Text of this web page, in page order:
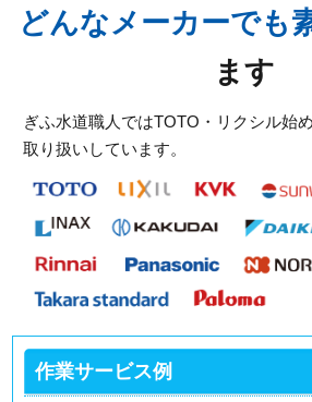
ルでお伺いしました。
岐阜県揖斐郡大野町の住宅へ台所
ルでお伺いしました。
2026/06/30
岐阜県本巣市三橋の住宅へ洗面蛇
でお伺いしました。
2026/06/30
岐阜県各務原市那加の住宅へ台所
スタッフの修理報告や事例の一覧はこ
どんなメーカーでも
ます
ぎふ水道職人ではTOTO・リクシル始
取り扱いしています。
作業サービス例